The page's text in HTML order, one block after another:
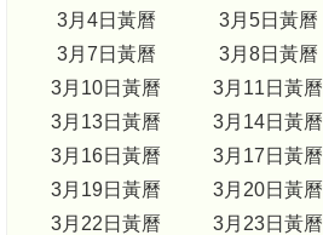
3月4日黃曆
3月5日黃曆
3月7日黃曆
3月8日黃曆
3月10日黃曆
3月11日黃曆
3月13日黃曆
3月14日黃曆
3月16日黃曆
3月17日黃曆
3月19日黃曆
3月20日黃曆
3月22日黃曆
3月23日黃曆